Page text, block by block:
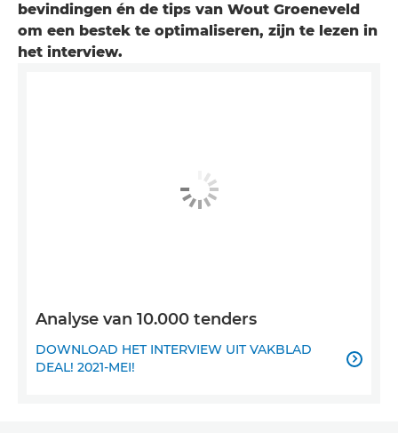
bevindingen én de tips van Wout Groeneveld
om een bestek te optimaliseren, zijn te lezen in
het interview.
Analyse van 10.000 tenders
DOWNLOAD HET INTERVIEW UIT VAKBLAD
DEAL! 2021-MEI!
